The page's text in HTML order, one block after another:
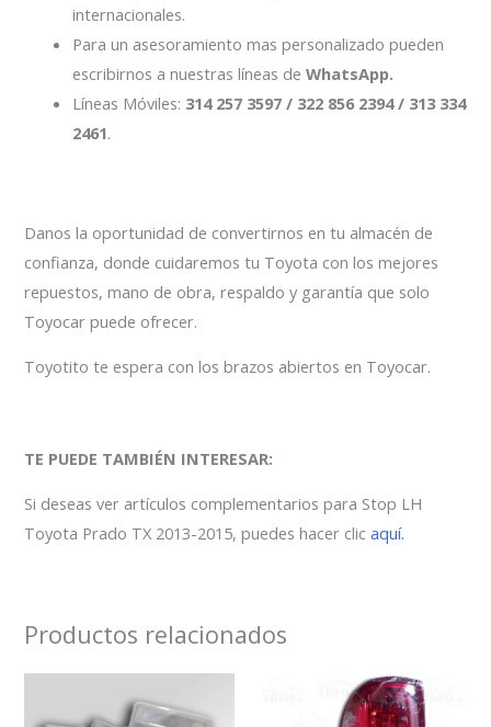
internacionales.
Para un asesoramiento mas personalizado pueden
escribirnos a nuestras líneas deWhatsApp.
Líneas Móviles: 314 257 3597 / 322 856 2394 / 313 334
2461.
Danos la oportunidad de convertirnos en tu almacén de
confianza, donde cuidaremos tu Toyota con los mejores
repuestos, mano de obra, respaldo y garantía que solo
Toyocar puede ofrecer.
Toyotito te espera con los brazos abiertos en Toyocar.
TE PUEDE TAMBIÉN INTERESAR:
Si deseas ver artículos complementarios para Stop LH
Toyota Prado TX 2013-2015, puedes hacer clicaquí.
Productos relacionados